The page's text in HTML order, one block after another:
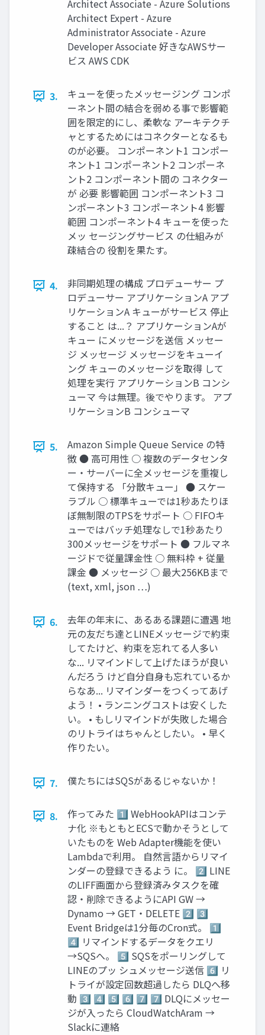
Architect Associate - Azure Solutions
Architect Expert - Azure
Administrator Associate - Azure
Developer Associate 好きなAWSサー
ビス AWS CDK
3.
キューを使ったメッセージング コンポ
ーネント間の結合を弱める事で影響範
囲を限定的にし、柔軟な アーキテクチ
ャとするためにはコネクターとなるも
のが必要。 コンポーネント1 コンポー
ネント1 コンポーネント2 コンポーネ
ント2 コンポーネント間の コネクター
が 必要 影響範囲 コンポーネント3 コ
ンポーネント3 コンポーネント4 影響
範囲 コンポーネント4 キューを使った
メッ セージングサービス の仕組みが
疎結合の 役割を果たす。
4.
非同期処理の構成 プロデューサー プ
ロデューサー アプリケーションA アプ
リケーションA キューがサービス 停止
すること は...？ アプリケーションAが
キュー にメッセージを送信 メッセー
ジ メッセージ メッセージをキューイ
ング キューのメッセージを取得 して
処理を実行 アプリケーションB コンシ
ューマ 今は無理。後でやります。 アプ
リケーションB コンシューマ
5.
Amazon Simple Queue Service の特
徴 ● 高可用性 ○ 複数のデータセンタ
ー・サーバーに全メッセージを重複し
て保持する 「分散キュー」 ● スケー
ラブル ○ 標準キューでは1秒あたりほ
ぼ無制限のTPSをサポート ○ FIFOキ
ューではバッチ処理なしで1秒あたり
300メッセージをサポート ● フルマネ
ージドで従量課金性 ○ 無料枠 + 従量
課金 ● メッセージ ○ 最大256KBまで
(text, xml, json …)
6.
去年の年末に、あるある課題に遭遇 地
元の友だち達とLINEメッセージで約束
してたけど、約束を忘れてる人多い
な... リマインドして上げたほうが良い
んだろう けど自分自身も忘れているか
らなあ... リマインダーをつくってあげ
よう！ • ランニングコストは安くした
い。 • もしリマインドが失敗した場合
のリトライはちゃんとしたい。 • 早く
作りたい。
7. 僕たちにはSQSがあるじゃないか！
8.
作ってみた 1️⃣ WebHookAPIはコンテ
ナ化 ※もともとECSで動かそうとして
いたものを Web Adapter機能を使い
Lambdaで利用。 自然言語からリマイ
ンダーの登録できるよう に。 2️⃣ LINE
のLIFF画面から登録済みタスクを確
認・削除できるようにAPI GW →
Dynamo → GET・DELETE 2️⃣ 3️⃣
Event Bridgeは1分毎のCron式。 1️⃣
4️⃣ リマインドするデータをクエリ
→SQSへ。 5️⃣ SQSをポーリングして
LINEのプッ シュメッセージ送信 6️⃣ リ
トライが設定回数超過したら DLQへ移
動 3️⃣ 4️⃣ 5️⃣ 6️⃣ 7️⃣ 7️⃣ DLQにメッセー
ジが入ったら CloudWatchAram →
Slackに連絡